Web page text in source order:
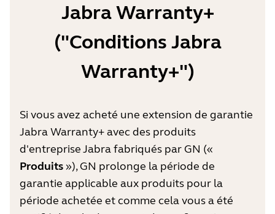
Jabra Warranty+
("Conditions Jabra
Warranty+")
Si vous avez acheté une extension de garantie
Jabra Warranty+ avec des produits
d'entreprise Jabra fabriqués par GN («
Produits »), GN prolonge la période de
garantie applicable aux produits pour la
période achetée et comme cela vous a été